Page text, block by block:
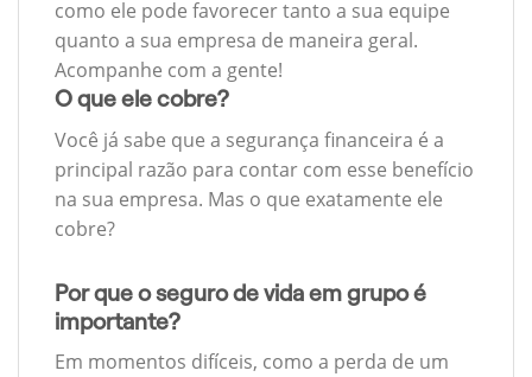
como ele pode favorecer tanto a sua equipe
quanto a sua empresa de maneira geral.
Acompanhe com a gente!
O que ele cobre?
Você já sabe que a segurança financeira é a
principal razão para contar com esse benefício
na sua empresa. Mas o que exatamente ele
cobre?
Por que o seguro de vida em grupo é
importante?
Em momentos difíceis, como a perda de um